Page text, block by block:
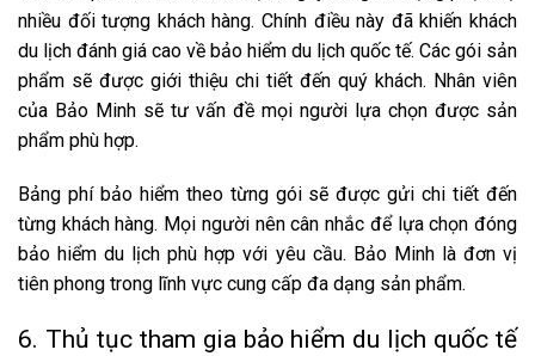
nhiều đối tượng khách hàng. Chính điều này đã khiến khách
du lịch đánh giá cao về bảo hiểm du lịch quốc tế. Các gói sản
phẩm sẽ được giới thiệu chi tiết đến quý khách. Nhân viên
của Bảo Minh sẽ tư vấn đề mọi người lựa chọn được sản
phẩm phù hợp.
Bảng phí bảo hiểm theo từng gói sẽ được gửi chi tiết đến
từng khách hàng. Mọi người nên cân nhắc để lựa chọn đóng
bảo hiểm du lịch phù hợp với yêu cầu. Bảo Minh là đơn vị
tiên phong trong lĩnh vực cung cấp đa dạng sản phẩm.
6. Thủ tục tham gia bảo hiểm du lịch quốc tế